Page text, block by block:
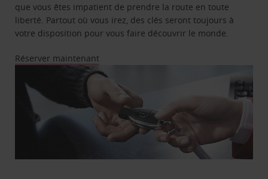
que vous êtes impatient de prendre la route en toute
liberté. Partout où vous irez, des clés seront toujours à
votre disposition pour vous faire découvrir le monde.
Réserver maintenant